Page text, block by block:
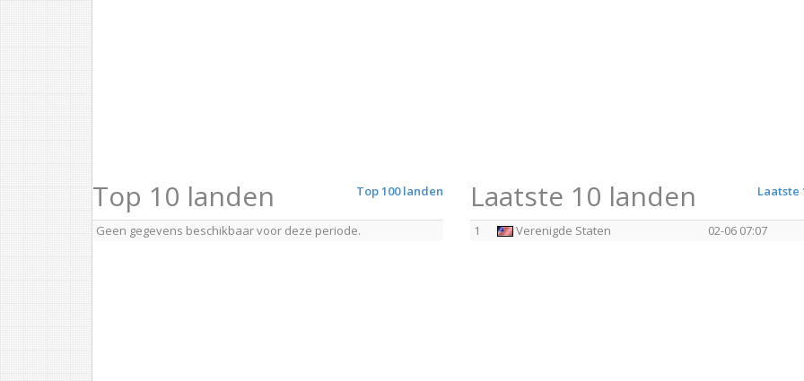
Top 100 landen
Top 10 landen
Geen gegevens beschikbaar voor deze periode.
Laatste
Laatste 10 landen
1 Verenigde Staten 02-06 07:07